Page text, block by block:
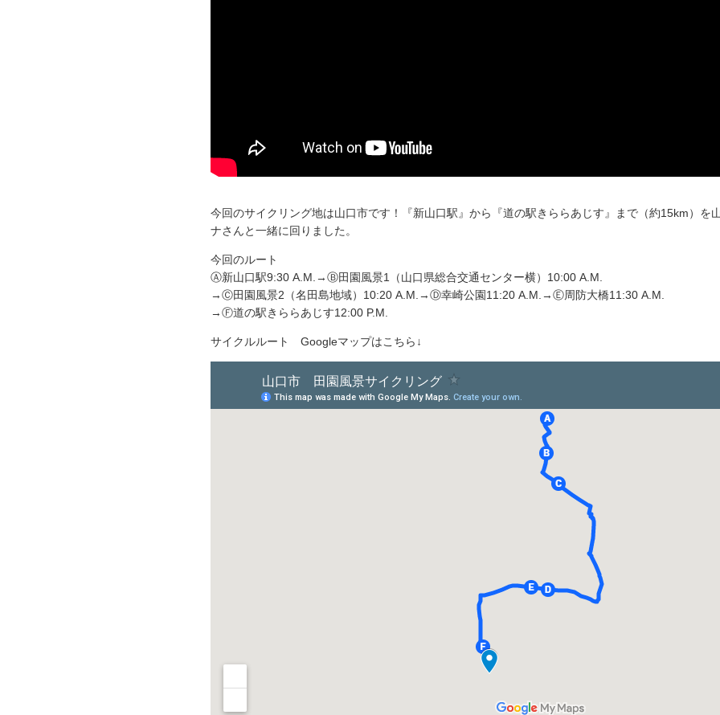
今回のサイクリング地は山口市です！『新山口駅』から『道の駅きららあじす』まで（約15km）を
ナさんと一緒に回りました。
今回のルート
Ⓐ新山口駅9:30 A.M.→Ⓑ田園風景1（山口県総合交通センター横）10:00 A.M.
→Ⓒ田園風景2（名田島地域）10:20 A.M.→Ⓓ幸崎公園11:20 A.M.→Ⓔ周防大橋11:30 A.M.
→Ⓕ道の駅きららあじす12:00 P.M.
サイクルルート Googleマップはこちら↓